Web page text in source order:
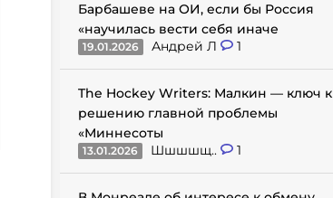
Барбашеве на ОИ, если бы Россия
«научилась вести себя иначе
19.01.2026 Андрей Л 1
The Hockey Writers: Малкин — ключ к
решению главной проблемы
«Миннесоты
13.01.2026 Шшшшщ.. 1